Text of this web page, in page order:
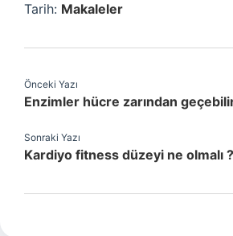
Tarih: Makaleler
Önceki Yazı
Enzimler hücre zarından
Sonraki Yazı
Kardiyo fitness düzeyi ne olmalı ?